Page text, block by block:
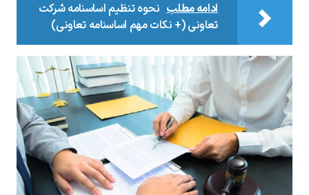
ادامه مطلب نحوه تنظیم اساسنامه شرکت
تعاونی (+ نکات مهم اساسنامه تعاونی)